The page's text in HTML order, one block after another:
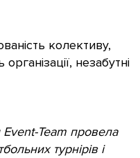
колективу,
незабутні
Event-Team провела
турнірів і